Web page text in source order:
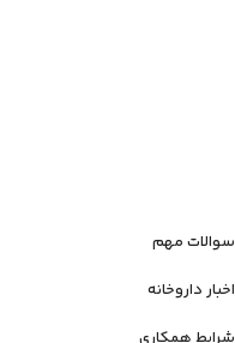
سوالات مهم
اخبار داروخانه
شرایط همکاری